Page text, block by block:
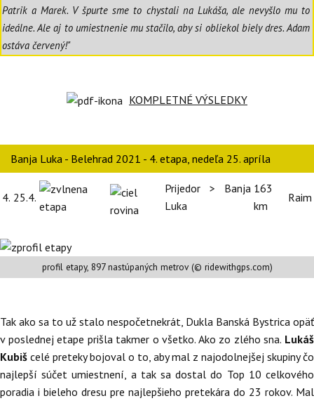
Patrik a Marek. V špurte sme to chystali na Lukáša, ale nevyšlo mu to
ideálne. Ale aj to umiestnenie mu stačilo, aby si obliekol biely dres. Adam
ostáva červený!"
KOMPLETNÉ VÝSLEDKY
Banja Luka - Belehrad 2021 - 4. etapa, nedeľa 25. apríla
4. 25.4.
Prijedor > Banja
Luka
163
km
Raim
profil etapy, 897 nastúpaných metrov (© ridewithgps.com)
Tak ako sa to už stalo nespočetnekrát, Dukla Banská Bystrica opäť
v poslednej etape prišla takmer o všetko. Ako zo zlého sna. Lukáš
Kubiš celé preteky bojoval o to, aby mal z najodolnejšej skupiny čo
najlepší súčet umiestnení, a tak sa dostal do Top 10 celkového
poradia i bieleho dresu pre najlepšieho pretekára do 23 rokov. Mal